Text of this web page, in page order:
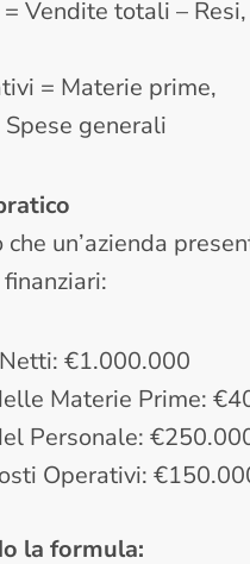
Vendite totali –
= Materie prime,
generali
un’azienda
€1.000.000
Materie Prime:
Personale:
Operativi:
la formula: